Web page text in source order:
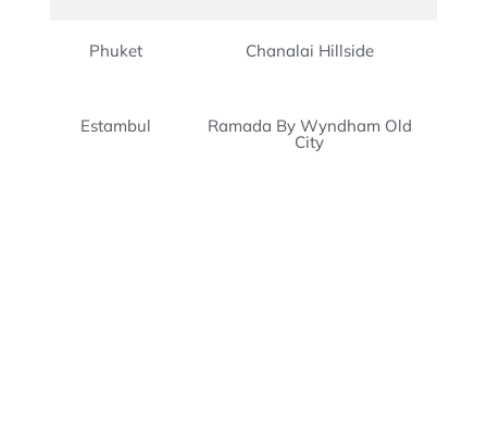
Phuket Chanalai Hillside
Estambul Ramada By Wyndham Old
City